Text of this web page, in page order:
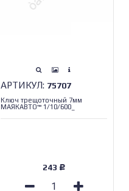
АРТИКУЛ: 75707
Ключ трещоточный 7мм
МАЯКАВТО™ 1/10/600_
243 Р